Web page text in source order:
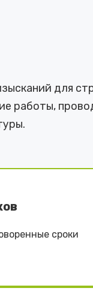
для
работы,
сроки